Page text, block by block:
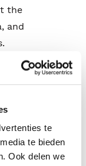
te
te bieden
Ook delen we
the
and